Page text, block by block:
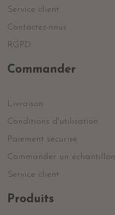
Service client
Contactez-nous
RGPD
Commander
Livraison
Conditions d'utilisation
Paiement sécurisé
Commander un échantillon
Service client
Produits